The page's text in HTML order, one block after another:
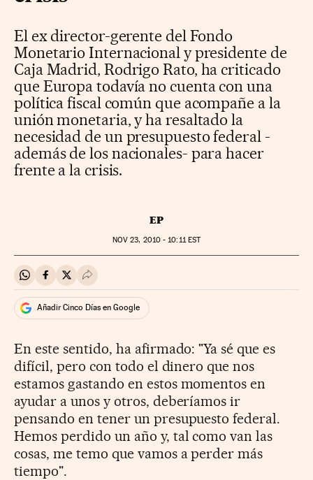
El ex director-gerente del Fondo
Monetario Internacional y presidente de
Caja Madrid, Rodrigo Rato, ha criticado
que Europa todavía no cuenta con una
política fiscal común que acompañe a la
unión monetaria, y ha resaltado la
necesidad de un presupuesto federal -
además de los nacionales- para hacer
frente a la crisis.
EP
NOV 23, 2010 - 10:11 EST
Compartir en Whatsapp
Compartir en Facebook
Compartir en Twitter
Desplegar Redes Sociales
Añadir Cinco Días en Google
En este sentido, ha afirmado: "Ya sé que es
difícil, pero con todo el dinero que nos
estamos gastando en estos momentos en
ayudar a unos y otros, deberíamos ir
pensando en tener un presupuesto federal.
Hemos perdido un año y, tal como van las
cosas, me temo que vamos a perder más
tiempo".